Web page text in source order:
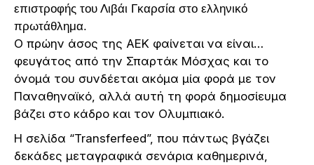
επιστροφής του Λιβάι Γκαρσία στο ελληνικό
πρωτάθλημα.
Ο πρώην άσος της ΑΕΚ φαίνεται να είναι…
φευγάτος από την Σπαρτάκ Μόσχας και το
όνομά του συνδέεται ακόμα μία φορά με τον
Παναθηναϊκό, αλλά αυτή τη φορά δημοσίευμα
βάζει στο κάδρο και τον Ολυμπιακό.
Η σελίδα “Transferfeed”, που πάντως βγάζει
δεκάδες μεταγραφικά σενάρια καθημερινά,